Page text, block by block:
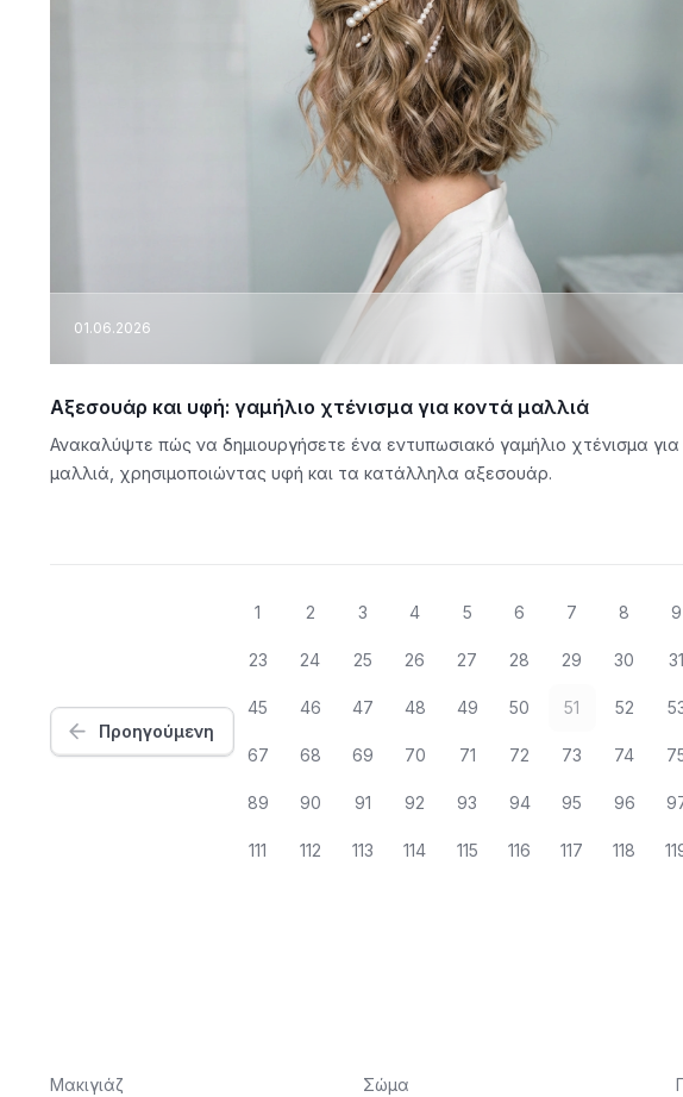
01.06.2026
Αξεσουάρ και υφή: γαμήλιο χτένισμα για κοντά μαλλιά
Ανακαλύψτε πώς να δημιουργήσετε ένα εντυπωσιακό γαμήλιο χτένισμα
μαλλιά, χρησιμοποιώντας υφή και τα κατάλληλα αξεσουάρ.
Προηγούμενη
1 2 3 4 5 6 7 8 9
23 24 25 26 27 28 29 30 31
45 46 47 48 49 50 51 52
67 68 69 70 71 72 73 74
89 90 91 92 93 94 95 96
111 112 113 114 115 116 117 118
Μακιγιάζ
Σώμα